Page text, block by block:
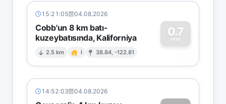
15:21:05 04.08.2026
Cobb'un 8 km batı-
kuzeybatısında, Kaliforniya
2.5 km I 38.84, -122.81
0.7
MW
0
14:52:03 04.08.2026